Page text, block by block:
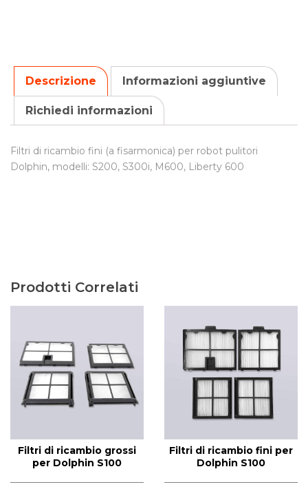
Descrizione Informazioni aggiuntive
Richiedi informazioni
Filtri di ricambio fini (a fisarmonica) per robot pulitori
Dolphin, modelli: S200, S300i, M600, Liberty 600
Prodotti Correlati
Filtri di ricambio grossi
per Dolphin S100
Filtri di ricambio fini per
Dolphin S100